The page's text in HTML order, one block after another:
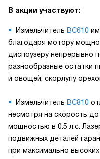
В акции участвуют:
Измельчитель BC610
благодаря мотору
диспоузеру непрерывно
разнообразные остатки
и овощей, скорлупу
Измельчитель BC810
несмотря на скорость
мощностью в 0.5 л.с.
подвижных деталей
при максимально